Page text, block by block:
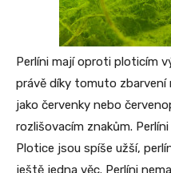
Perlíni mají oproti ploticím
právě díky tomuto zbarvení
jako červenky nebo
rozlišovacím znakům.
Plotice jsou spíše užší,
ještě jedna věc. Perlíni